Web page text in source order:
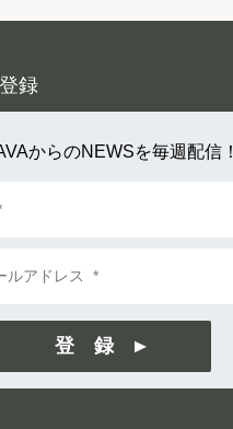
録
からのNEWSを毎週配信！
登 録